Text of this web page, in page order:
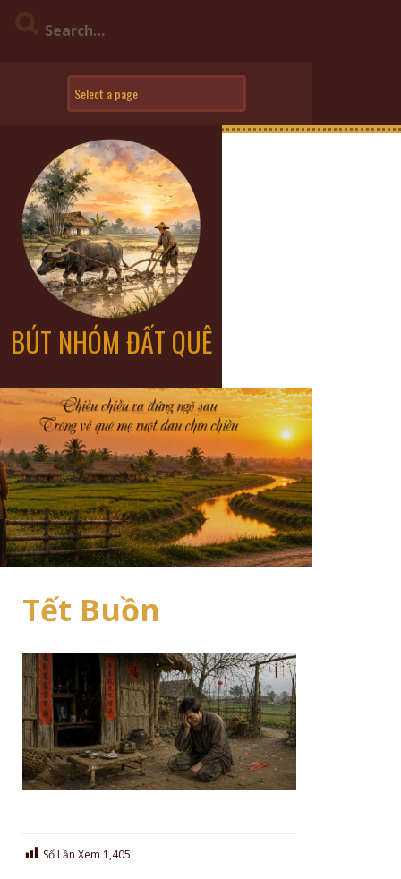
BÚT NHÓM ĐẤT QUÊ
Tết Buồn
Số Lần Xem 1,405